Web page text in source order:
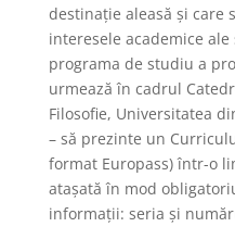
destinație aleasă și care
interesele academice
programa de studiu a
urmează în cadrul
Filosofie, Universitatea
– să prezinte un
format Europass) într-o
atașată în mod
informații: seria și